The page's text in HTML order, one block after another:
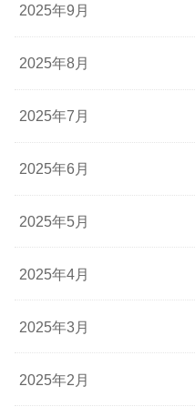
2025年9月
2025年8月
2025年7月
2025年6月
2025年5月
2025年4月
2025年3月
2025年2月